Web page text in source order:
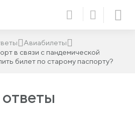
Авиабилеты
в связи с пандемической
билет по старому паспорту?